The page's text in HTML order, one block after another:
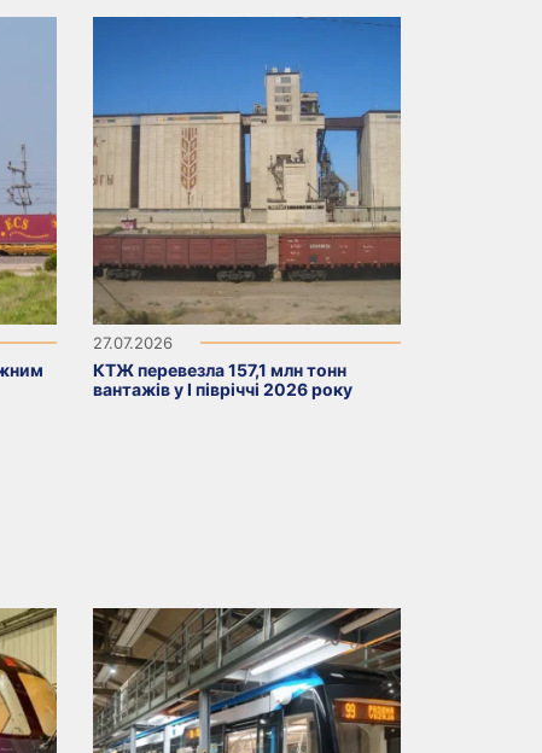
27.07.2026
КТЖ перевезла 157,1 млн тонн
вантажів у I півріччі 2026 року